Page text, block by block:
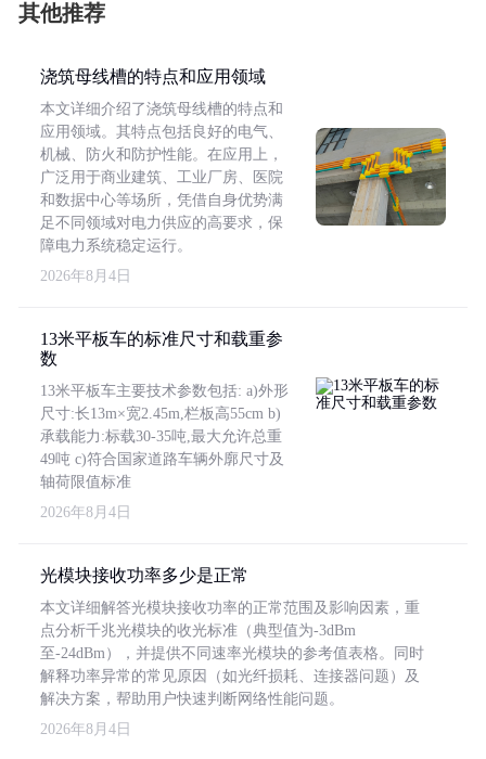
其他推荐
浇筑母线槽的特点和应用领域
本文详细介绍了浇筑母线槽的特点和
应用领域。其特点包括良好的电气、
机械、防火和防护性能。在应用上，
广泛用于商业建筑、工业厂房、医院
和数据中心等场所，凭借自身优势满
足不同领域对电力供应的高要求，保
障电力系统稳定运行。
2026年8月4日
13米平板车的标准尺寸和载重参
数
13米平板车主要技术参数包括: a)外形
尺寸:长13m×宽2.45m,栏板高55cm b)
承载能力:标载30-35吨,最大允许总重
49吨 c)符合国家道路车辆外廓尺寸及
轴荷限值标准
2026年8月4日
光模块接收功率多少是正常
本文详细解答光模块接收功率的正常范围及影响因素，重
点分析千兆光模块的收光标准（典型值为-3dBm
至-24dBm），并提供不同速率光模块的参考值表格。同时
解释功率异常的常见原因（如光纤损耗、连接器问题）及
解决方案，帮助用户快速判断网络性能问题。
2026年8月4日